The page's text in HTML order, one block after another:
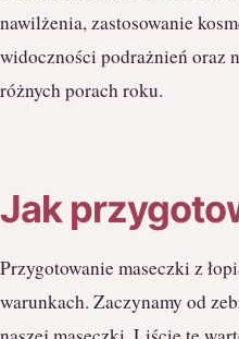
nawilżenia, zastosowanie
widoczności podrażnień oraz
różnych porach roku.
Jak
Przygotowanie maseczki z
warunkach. Zaczynamy od